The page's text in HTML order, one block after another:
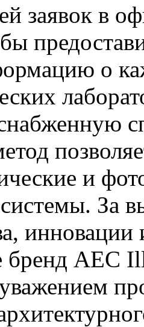
заявок в
о
и
За
бренд AEC